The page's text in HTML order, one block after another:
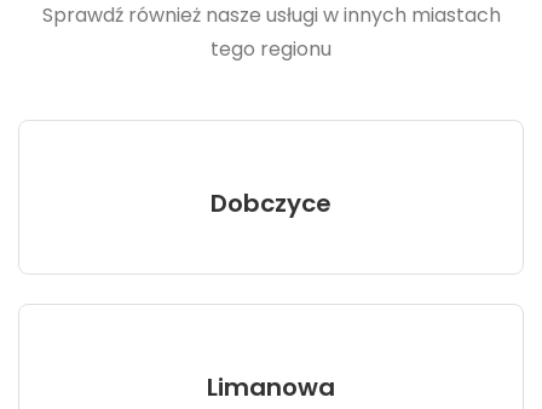
Sprawdź również nasze usługi w innych miastach
tego regionu
Dobczyce
Limanowa